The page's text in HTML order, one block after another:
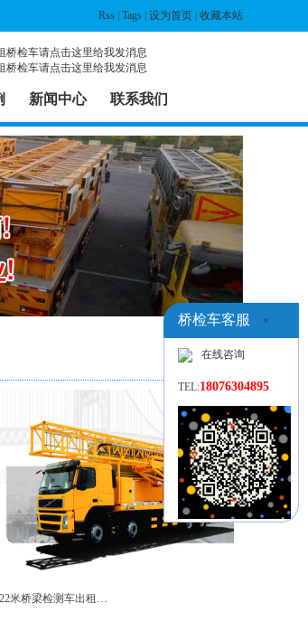
Rss Tags 设为首页 收藏本站
新闻中心 联系我们
22米桥梁检测车出租…
桥检车客服 ×
在线咨询
TEL:18076304895